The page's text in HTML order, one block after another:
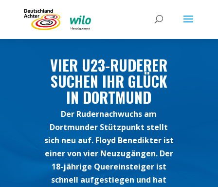
VIER U23-RUDERER
SUCHEN IHR GLÜCK
IN DORTMUND
Der Rudernachwuchs am
Dortmunder Stützpunkt stellt
sich neu auf. Floyd Benedikter ist
einer von vier Neuzugängen. Der
18-jährige Quereinsteiger ist
schnell aufgestiegen und hat